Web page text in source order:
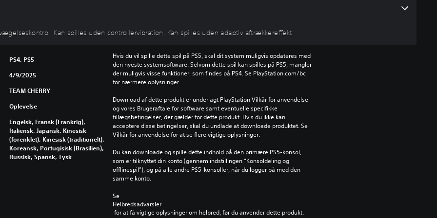
Kan spilles uden controllervibration, Kan spilles uden adaptiv aftrækkereffekt
PS4, PS5
4/9/2025
TEAM CHERRY
Oplevelse
Engelsk, Fransk (Frankrig),
Italiensk, Japansk, Kinesisk
(forenklet), Kinesisk (traditionelt),
Koreansk, Portugisisk (Brasilien),
Russisk, Spansk, Tysk
Hvis du vil spille dette spil på PS5, skal dit system muligvis opdateres med
den nyeste systemsoftware. Selvom dette spil kan spilles på PS5, mangler
der muligvis visse funktioner, som findes på PS4. Se PlayStation.com/bc
for nærmere oplysninger.
Download af dette produkt er underlagt PlayStation Vilkår for anvendelse
og vores Brugeraftale for software samt eventuelle specifikke
tillægsbetingelser, der gælder for dette produkt. Hvis du ikke kan
acceptere disse betingelser, skal du undlade at downloade produktet. Se
Vilkår for anvendelse for at se flere vigtige oplysninger.
Du kan downloade og spille dette indhold på den primære PS5-konsol,
som er tilknyttet din konto (gennem indstillingen “Konsoldeling og
offlinespil”), og på alle andre PS5-konsoller, når du logger på med den
samme konto.
Se
Helbredsadvarsler
for at få vigtige oplysninger om helbred, før du anvender dette produkt.